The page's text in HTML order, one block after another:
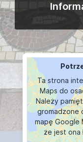
Ta strona
Maps do
Należy
gromadzone
mapę Google
że jest ona